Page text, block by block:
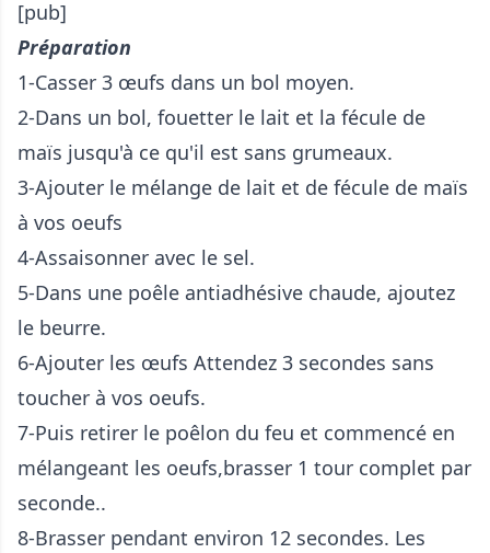
[pub]
Préparation
1-Casser 3 œufs dans un bol moyen.
2-Dans un bol, fouetter le lait et la fécule de
maïs jusqu'à ce qu'il est sans grumeaux.
3-Ajouter le mélange de lait et de fécule de maïs
à vos oeufs
4-Assaisonner avec le sel.
5-Dans une poêle antiadhésive chaude, ajoutez
le beurre.
6-Ajouter les œufs Attendez 3 secondes sans
toucher à vos oeufs.
7-Puis retirer le poêlon du feu et commencé en
mélangeant les oeufs,brasser 1 tour complet par
seconde..
8-Brasser pendant environ 12 secondes. Les